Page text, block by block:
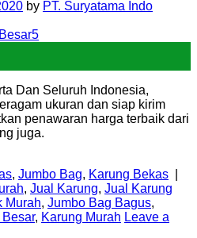
by PT. Suryatama Indo
Dan Seluruh Indonesia,
ukuran dan siap kirim
penawaran harga terbaik dari
juga.
, Jumbo Bag, Karung Bekas
, Jual Karung, Jual Karung
Murah, Jumbo Bag Bagus,
, Karung Murah Leave a